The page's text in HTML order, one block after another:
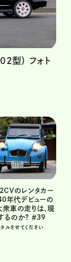
型） フォト
2CVのレンタカー
年代デビューの
衆車の走りは、現
るのか? ＃39
タルさせてください